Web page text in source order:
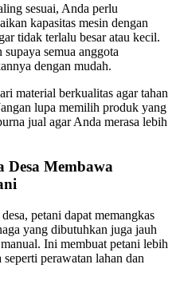
sesuai, Anda perlu
kapasitas mesin dengan
tidak terlalu besar atau kecil.
semua anggota
dengan mudah.
material berkualitas agar tahan
lupa memilih produk yang
jual agar Anda merasa lebih
Desa Membawa
petani dapat memangkas
yang dibutuhkan juga jauh
Ini membuat petani lebih
perawatan lahan dan